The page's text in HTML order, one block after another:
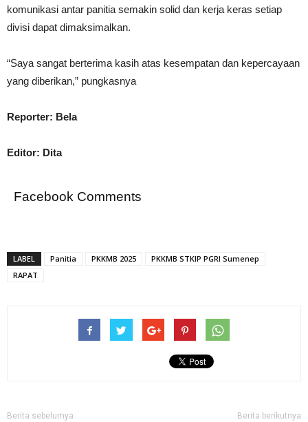
komunikasi antar panitia semakin solid dan kerja keras setiap
divisi dapat dimaksimalkan.
“Saya sangat berterima kasih atas kesempatan dan kepercayaan
yang diberikan,” pungkasnya
Reporter: Bela
Editor: Dita
Facebook Comments
LABEL Panitia PKKMB 2025
PKKMB STKIP PGRI Sumenep
RAPAT
Berita sebelumya Berita berikutnya